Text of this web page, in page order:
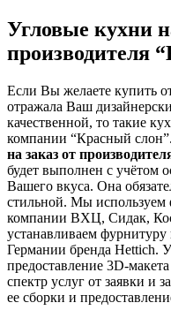
Угловые кухни
производителя
Если Вы желаете купить
отражала Ваш
качественной, то такие
компании “Красный
на заказ от
будет выполнен с учётом
Вашего вкуса. Она
стильной. Мы
компании ВХЦ, Сидак,
устанавливаем
Германии бренда Hettich.
предоставление 3D-
спектр услуг от заявки и
ее сборки и